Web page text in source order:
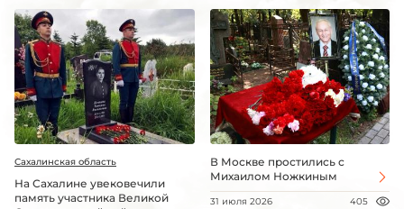
Сахалинская область
На Сахалине увековечили
память участника Великой
В Москве простились с
Михаилом Ножкиным
31 июля 2026 405